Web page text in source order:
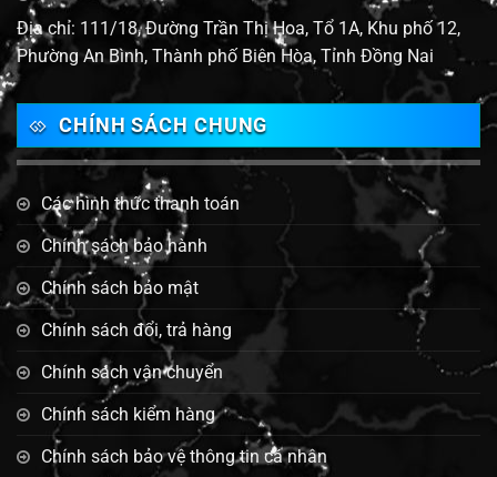
Địa chỉ: 111/18, Đường Trần Thị Hoa, Tổ 1A, Khu phố 12,
Phường An Bình, Thành phố Biên Hòa, Tỉnh Đồng Nai
CHÍNH SÁCH CHUNG
Các hình thức thanh toán
Chính sách bảo hành
Chính sách bảo mật
Chính sách đổi, trả hàng
Chính sách vận chuyển
Chính sách kiểm hàng
Chính sách bảo vệ thông tin cá nhân